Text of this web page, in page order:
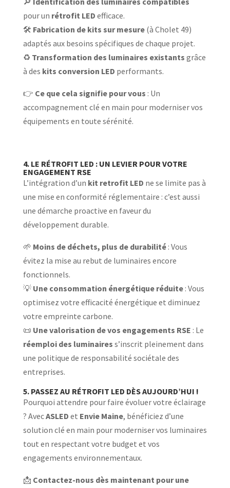
pour un rétrofit LED efficace.
🛠️ Fabrication de kits sur mesure(à Cholet 49)
adaptés aux besoins spécifiques de chaque projet.
♻️ Transformation des luminaires existants grâce
à des kits conversion LED performants.
👉 Ce que cela signifie pour vous : Un
accompagnement clé en main pour moderniser vos
équipements en toute sérénité.
4. LE RÉTROFIT LED : UN LEVIER POUR VOTRE
ENGAGEMENT RSE
L’intégration d’un kit retrofit LED ne se limite pas à
une mise en conformité réglementaire : c’est aussi
une démarche proactive en faveur du
développement durable.
🌱 Moins de déchets, plus de durabilité: Vous
évitez la mise au rebut de luminaires encore
fonctionnels.
💡 Une consommation énergétique réduite: Vous
optimisez votre efficacité énergétique et diminuez
votre empreinte carbone.
📜 Une valorisation de vos engagements RSE : Le
réemploi des luminaires s’inscrit pleinement dans
une politique de responsabilité sociétale des
entreprises.
5. PASSEZ AU RÉTROFIT LED DÈS AUJOURD’HUI !
Pourquoi attendre pour faire évoluer votre éclairage
? AvecASLED et Envie Maine, bénéficiez d’une
solution clé en main pour moderniser vos luminaires
tout en respectant votre budget et vos
engagements environnementaux.
📩 Contactez-nous dès maintenant pour une